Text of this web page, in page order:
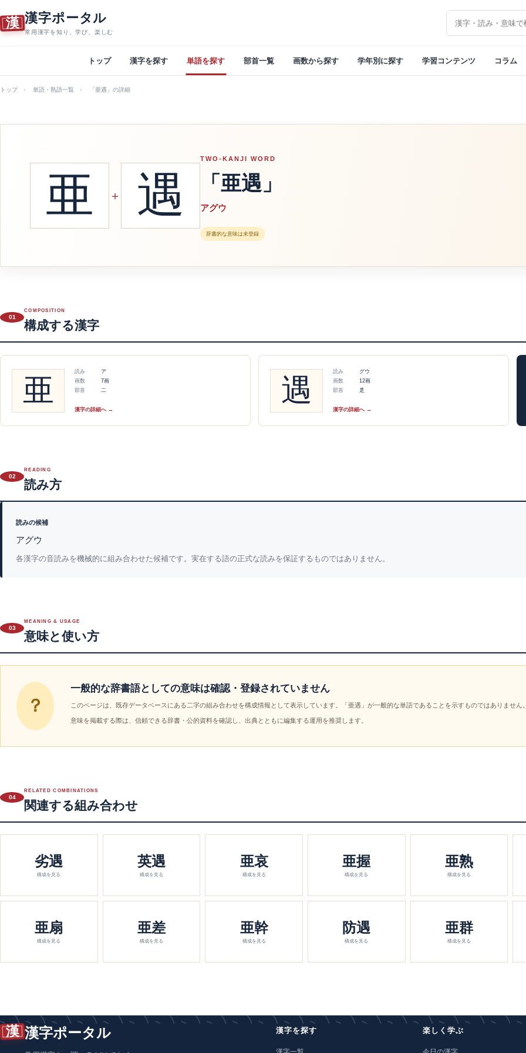
漢 漢字ポータル
常用漢字を知り、学び、楽しむ
漢字を検索
トップ 漢字を探す 単語を探す 部首一覧 画数から探す 学年別に探す 学習コンテンツ コラム
トップ 単語・熟語一覧 「亜遇」の詳細
亜 ＋ 遇
TWO-KANJI WORD
「亜遇」
アグウ
辞書的な意味は未登録
01
COMPOSITION
構成する漢字
亜
読み
ア
画数
7画
部首
二
漢字の詳細へ →
遇
読み
グウ
画数
12画
部首
辵
漢字の詳細へ →
02
READING
読み方
読みの候補
アグウ
各漢字の音読みを機械的に組み合わせた候補です。実在する語の正式な読みを保証するものではありません。
03
MEANING & USAGE
意味と使い方
？
一般的な辞書語としての意味は確認・登録されていません
このページは、既存データベースにある二字の組み合わせを構成情報として表示しています。「亜遇」が一般的な単語であることを示すものではありません
意味を掲載する際は、信頼できる辞書・公的資料を確認し、出典とともに編集する運用を推奨します。
04
RELATED COMBINATIONS
関連する組み合わせ
劣遇
構成を見る
英遇
構成を見る
亜哀
構成を見る
亜握
構成を見る
亜熟
構成を見る
亜扇
構成を見る
亜差
構成を見る
亜幹
構成を見る
防遇
構成を見る
亜群
構成を見る
漢 漢字ポータル 漢字を探す 楽しく学ぶ